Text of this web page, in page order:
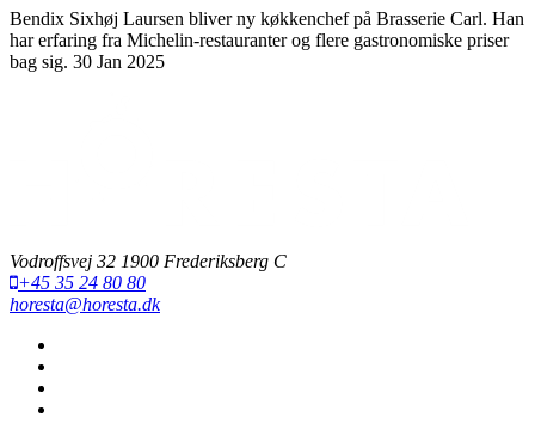
Bendix Sixhøj Laursen bliver ny køkkenchef på Brasserie Carl. Han
har erfaring fra Michelin-restauranter og flere gastronomiske priser
bag sig. 30 Jan 2025
Vodroffsvej 32 1900 Frederiksberg C
+45 35 24 80 80
horesta@horesta.dk